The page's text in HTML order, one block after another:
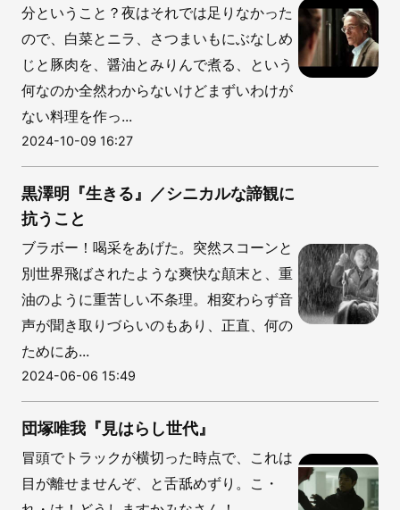
分ということ？夜はそれでは足りなかった
ので、白菜とニラ、さつまいもにぶなしめ
じと豚肉を、醤油とみりんで煮る、という
何なのか全然わからないけどまずいわけが
ない料理を作っ...
2024-10-09 16:27
黒澤明『生きる』／シニカルな諦観に
抗うこと
ブラボー！喝采をあげた。突然スコーンと
別世界飛ばされたような爽快な顛末と、重
油のように重苦しい不条理。相変わらず音
声が聞き取りづらいのもあり、正直、何の
ためにあ...
2024-06-06 15:49
団塚唯我『見はらし世代』
冒頭でトラックが横切った時点で、これは
目が離せませんぞ、と舌舐めずり。こ・